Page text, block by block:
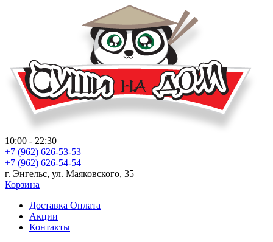
10:00 - 22:30
+7 (962) 626-53-53
+7 (962) 626-54-54
г. Энгельс, ул. Маяковского, 35
Корзина
Доставка Оплата
Акции
Контакты